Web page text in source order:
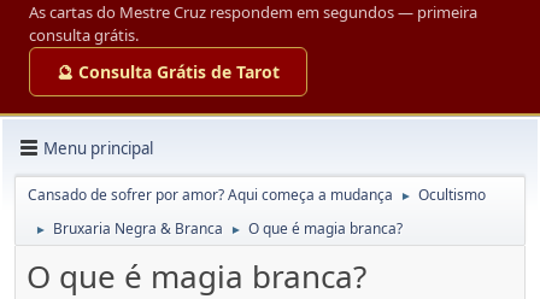
As cartas do Mestre Cruz respondem em segundos — primeira
consulta grátis.
🔮 Consulta Grátis de Tarot
Menu principal
Cansado de sofrer por amor? Aqui começa a mudança ► Ocultismo
► Bruxaria Negra & Branca ► O que é magia branca?
O que é magia branca?